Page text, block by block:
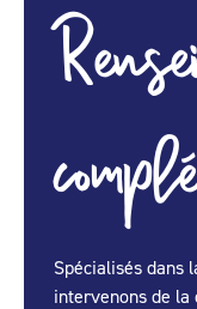
Spécialisés dans
intervenons de la